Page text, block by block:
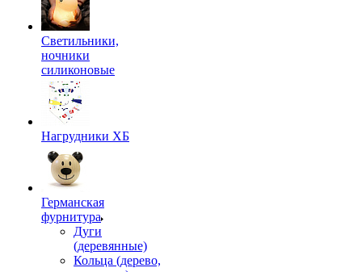
Светильники,
ночники
силиконовые
Нагрудники ХБ
Германская
фурнитура
Дуги
(деревянные)
Кольца (дерево,